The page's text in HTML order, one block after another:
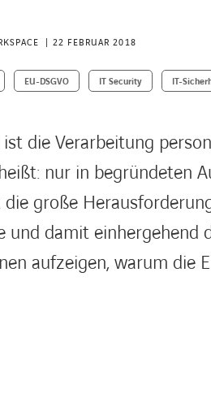
22 FEBRUAR 2018
EU-DSGVO IT Security IT-
die Verarbeitung
nur in begründeten
große
und damit einhergehend
aufzeigen, warum die